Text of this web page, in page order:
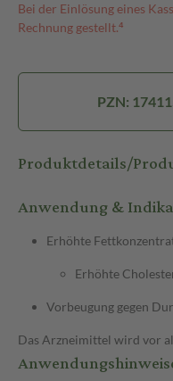
Bei der Einlösung eines
Rechnung gestellt.⁴
PZN:
Produktdetails/
Anwendung &
Erhöhte
Erhöhte
Vorbeugung gegen
Das Arzneimittel wird vor